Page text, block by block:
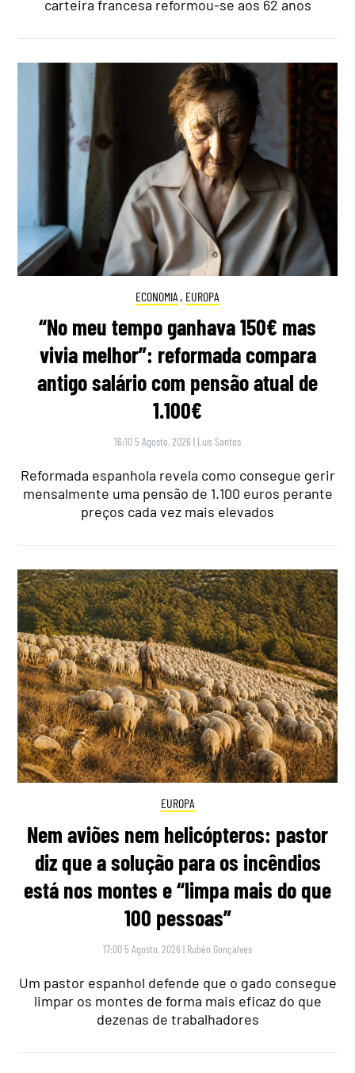
carteira francesa reformou-se aos 62 anos
ECONOMIA , EUROPA
“No meu tempo ganhava 150€ mas
vivia melhor”: reformada compara
antigo salário com pensão atual de
1.100€
16:10 5 Agosto, 2026 | Luís Santos
Reformada espanhola revela como consegue gerir
mensalmente uma pensão de 1.100 euros perante
preços cada vez mais elevados
EUROPA
Nem aviões nem helicópteros: pastor
diz que a solução para os incêndios
está nos montes e “limpa mais do que
100 pessoas”
17:00 5 Agosto, 2026 | Rubén Gonçalves
Um pastor espanhol defende que o gado consegue
limpar os montes de forma mais eficaz do que
dezenas de trabalhadores